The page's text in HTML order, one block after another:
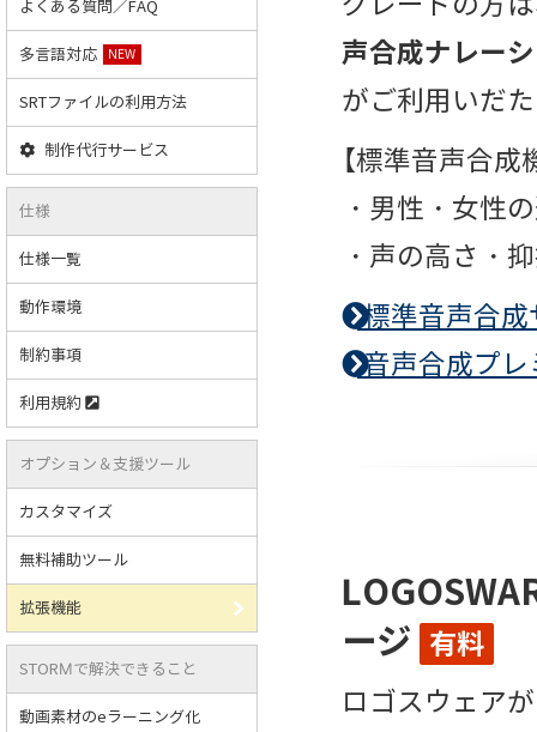
声合成ナレー
がご利用いだ
【標準音声合成
・男性・女性
・声の高さ・
標準音声合成
音声合成プレ
ージ 有料
ロゴスウェア
よくある質問／FAQ
多言語対応 NEW
SRTファイルの利用方法
制作代行サービス
仕様
仕様一覧
動作環境
制約事項
利用規約
オプション＆支援ツール
カスタマイズ
無料補助ツール
拡張機能
STORMで解決できること
動画素材のeラーニング化